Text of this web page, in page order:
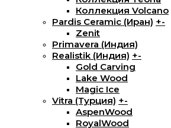
Коллекция Volcano
Pardis Ceramic (Иран) +-
Zenit
Primavera (Индия)
Realistik (Индия) +-
Gold Carving
Lake Wood
Magic Ice
Vitra (Турция) +-
AspenWood
RoyalWood